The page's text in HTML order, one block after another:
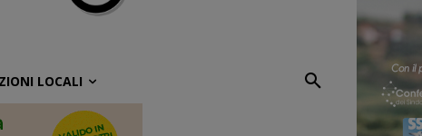
LOCALI